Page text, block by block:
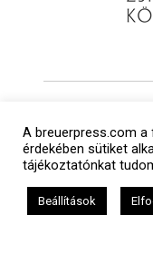
A breuerpress.com
érdekében sütiket
tájékoztatónkat
Beállítások